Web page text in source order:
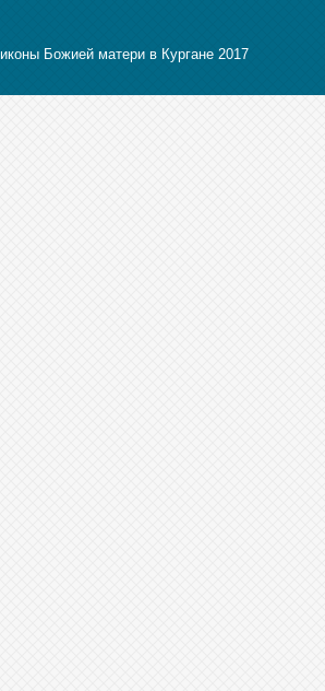
Божией матери в Кургане 2017